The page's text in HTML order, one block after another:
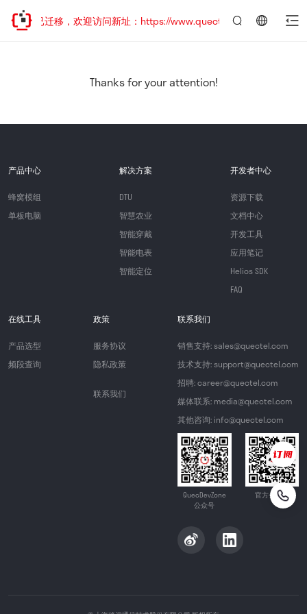
站地址已迁移，欢迎访问新址：https://www.quectel.com.cn
Thanks for your attention!
产品中心
蜂窝模组
单板电脑
解决方案
DTU
智慧农业
智能穿戴
智能电表
智能定位
开发者中心
资源下载
文档中心
开发工具
应用笔记
Helios SDK
FAQ
在线工具
产品选型
频段查询
政策
服务协议
隐私政策
联系我们
联系我们
销售支持: sales@quectel.com
技术支持: support@quectel.com
招聘: career@quectel.com
媒体联系: media@quectel.com
其他咨询: info@quectel.com
QuecDevZone
公众号
官方公众号